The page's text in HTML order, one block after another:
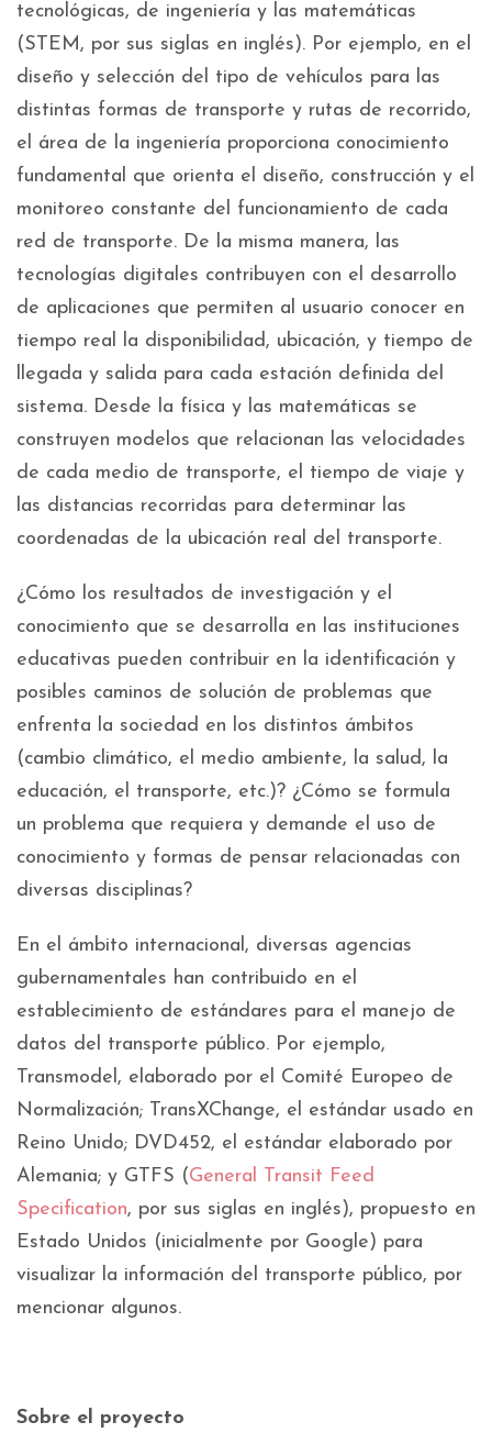
tecnológicas, de ingeniería y las matemáticas
(STEM, por sus siglas en inglés). Por ejemplo, en el
diseño y selección del tipo de vehículos para las
distintas formas de transporte y rutas de recorrido,
el área de la ingeniería proporciona conocimiento
fundamental que orienta el diseño, construcción y el
monitoreo constante del funcionamiento de cada
red de transporte. De la misma manera, las
tecnologías digitales contribuyen con el desarrollo
de aplicaciones que permiten al usuario conocer en
tiempo real la disponibilidad, ubicación, y tiempo de
llegada y salida para cada estación definida del
sistema. Desde la física y las matemáticas se
construyen modelos que relacionan las velocidades
de cada medio de transporte, el tiempo de viaje y
las distancias recorridas para determinar las
coordenadas de la ubicación real del transporte.
¿Cómo los resultados de investigación y el
conocimiento que se desarrolla en las instituciones
educativas pueden contribuir en la identificación y
posibles caminos de solución de problemas que
enfrenta la sociedad en los distintos ámbitos
(cambio climático, el medio ambiente, la salud, la
educación, el transporte, etc.)? ¿Cómo se formula
un problema que requiera y demande el uso de
conocimiento y formas de pensar relacionadas con
diversas disciplinas?
En el ámbito internacional, diversas agencias
gubernamentales han contribuido en el
establecimiento de estándares para el manejo de
datos del transporte público. Por ejemplo,
Transmodel, elaborado por el Comité Europeo de
Normalización; TransXChange, el estándar usado en
Reino Unido; DVD452, el estándar elaborado por
Alemania; y GTFS (General Transit Feed
Specification, por sus siglas en inglés), propuesto en
Estado Unidos (inicialmente por Google) para
visualizar la información del transporte público, por
mencionar algunos.
Sobre el proyecto